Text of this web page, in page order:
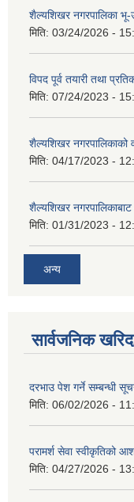
शैल्यशिखर नगरपालिका भू-
मिति: 03/24/2026 -
विपद पूर्व तयारी तथा
मिति: 07/24/2023 -
शैल्यशिखर नगरपालिकाको
मिति: 04/17/2023 -
शैल्यशिखर
मिति: 01/31/2023 -
अन्य
सार्वजनिक
दरभाउ पेश गर्ने सम्बन्धी
मिति: 06/02/2026 -
परामर्श सेवा स्वीकृतिको
मिति: 04/27/2026 -